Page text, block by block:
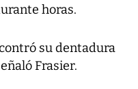
horas.
su dentadura
Frasier.